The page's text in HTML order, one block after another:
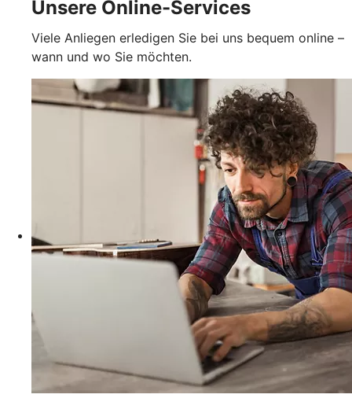
Unsere Online-Services
Viele Anliegen erledigen Sie bei uns bequem online –
wann und wo Sie möchten.